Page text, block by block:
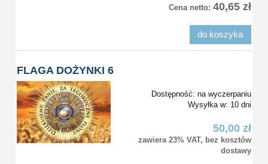
Cena netto: 40,65 zł
do koszyka
FLAGA DOŻYNKI 6
Dostępność: na wyczerpaniu
Wysyłka w: 10 dni
50,00 zł
zawiera 23% VAT, bez kosztów
dostawy